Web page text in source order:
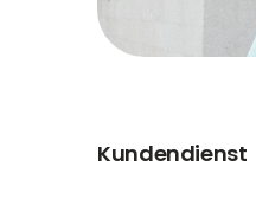
Kundendienst